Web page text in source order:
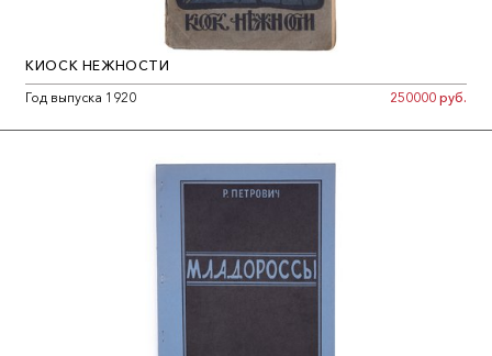
КИОСК НЕЖНОСТИ
Год выпуска 1920
250000 руб.